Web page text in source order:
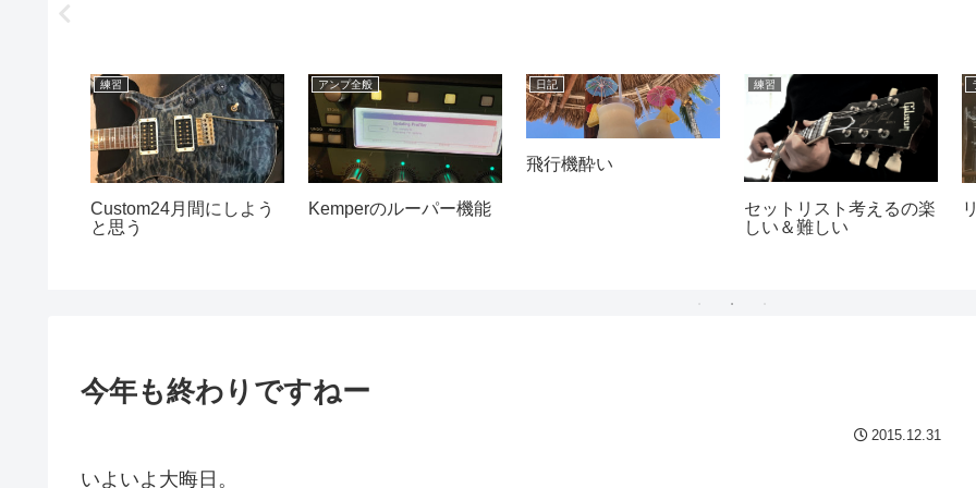
練習
Custom24月間にしよう
と思う
アンプ全般
Kemperのルーパー機能
日記
飛行機酔い
練習
セットリスト考えるの楽
しい＆難しい
今年も終わりですねー
2015.12.31
いよいよ大晦日。